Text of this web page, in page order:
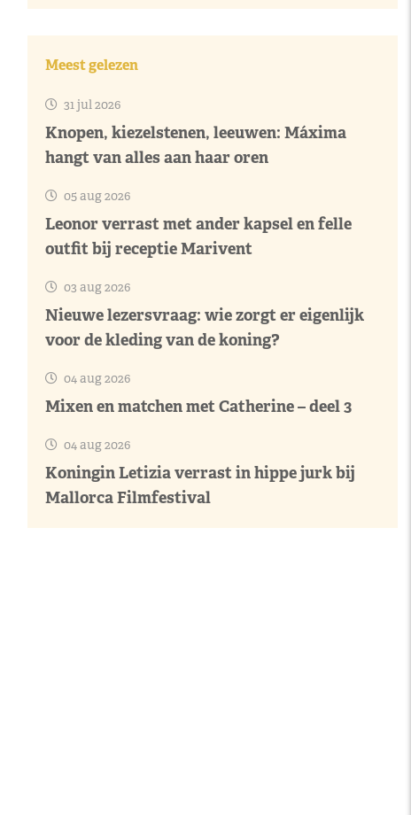
Meest gelezen
31 jul 2026
Knopen, kiezelstenen, leeuwen: Máxima
hangt van alles aan haar oren
05 aug 2026
Leonor verrast met ander kapsel en felle
outfit bij receptie Marivent
03 aug 2026
Nieuwe lezersvraag: wie zorgt er eigenlijk
voor de kleding van de koning?
04 aug 2026
Mixen en matchen met Catherine – deel 3
04 aug 2026
Koningin Letizia verrast in hippe jurk bij
Mallorca Filmfestival